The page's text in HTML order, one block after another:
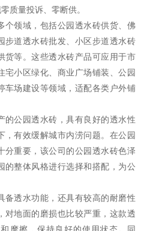
质量投诉、零断供。
个领域，包括公园透水砖供货、佛
步道透水砖批发、小区步道透水砖
货等。这些透水砖产品可应用于市
宅小区绿化、商业广场铺装、公园
车场建设等领域，适配各类户外铺
的公园透水砖，具有良好的透水性
，有效缓解城市内涝问题。在公园
分重要，该公司的公园透水砖色泽
的整体风格进行选择和搭配，为公
备透水功能，还具有较高的耐磨性
对地面的磨损也比较严重，这款透